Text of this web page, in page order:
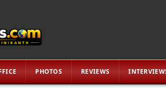
PHOTOS REVIEWS